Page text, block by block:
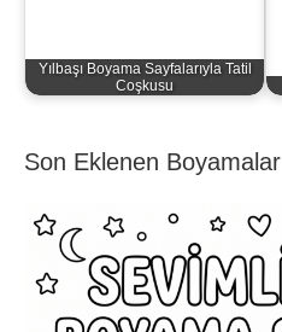
Yılbaşı Boyama Sayfalarıyla Tatil
Coşkusu
Son Eklenen Boyamalar